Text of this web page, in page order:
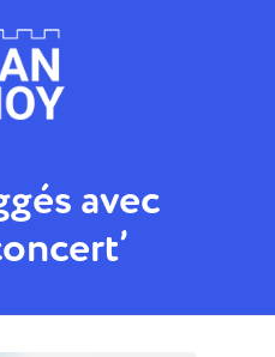
avec